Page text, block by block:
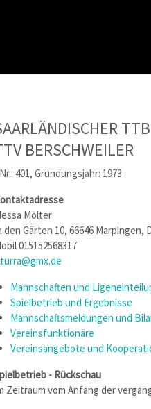
TTB
BERSCHWEILER
401, Gründungsjahr: 1973
Molter
den Gärten 10, 66646 Marpingen,
015152568317
Mannschaften und
Spielbetrieb und Ergebnisse
Mannschaftsmeldungen und
Vereinsfunktionäre
Vereinsangebote und
- Rückschau
Zeitraum vom Anfang der